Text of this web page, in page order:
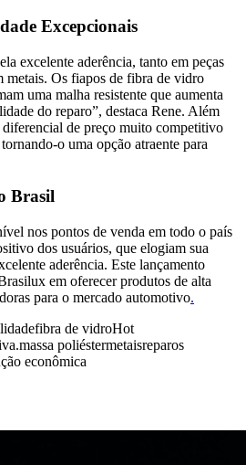
Excepcionais
excelente aderência, tanto em peças
metais. Os fiapos de fibra de vidro
uma malha resistente que aumenta
do reparo”, destaca Rene. Além
de preço muito competitivo
o uma opção atraente para
Brasil
nos pontos de venda em todo o país
dos usuários, que elogiam sua
aderência. Este lançamento
em oferecer produtos de alta
para o mercado automotivo.
fibra de vidroHot
massa poliéstermetaisreparos
econômica